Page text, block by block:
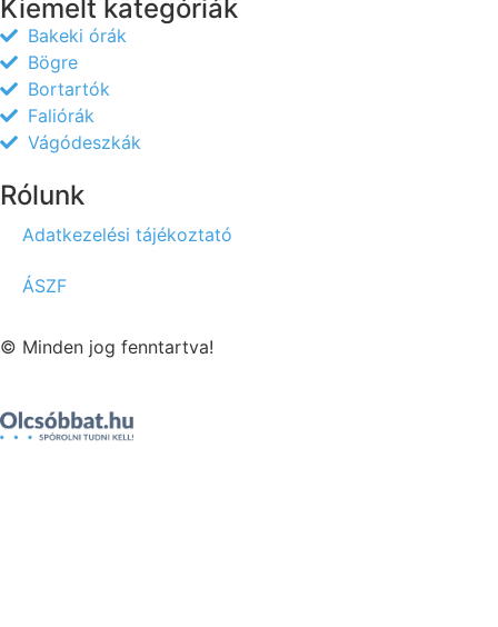
Kiemelt kategóriák
Bakeki órák
Bögre
Bortartók
Faliórák
Vágódeszkák
Rólunk
Adatkezelési tájékoztató
ÁSZF
© Minden jog fenntartva!